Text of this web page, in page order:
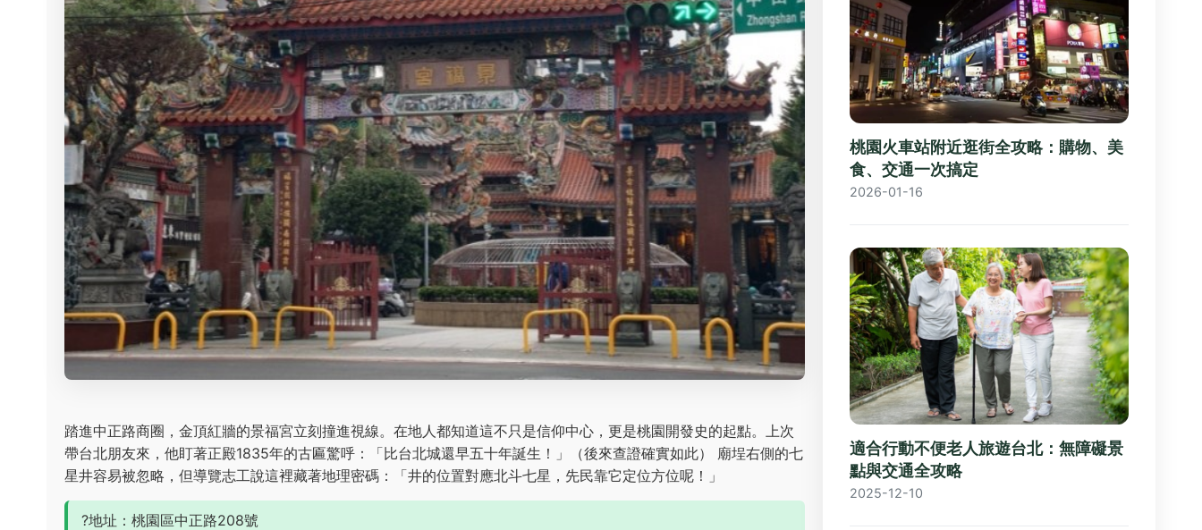
踏進中正路商圈，金頂紅牆的景福宮立刻撞進視線。在地人都知道這不只是信仰中心，更是桃園開發史的起點。上次
帶台北朋友來，他盯著正殿1835年的古匾驚呼：「比台北城還早五十年誕生！」（後來查證確實如此） 廟埕右側的七
星井容易被忽略，但導覽志工說這裡藏著地理密碼：「井的位置對應北斗七星，先民靠它定位方位呢！」
?地址：桃園區中正路208號
桃園火車站附近逛街全攻略：購物、美
食、交通一次搞定
2026-01-16
適合行動不便老人旅遊台北：無障礙景
點與交通全攻略
2025-12-10